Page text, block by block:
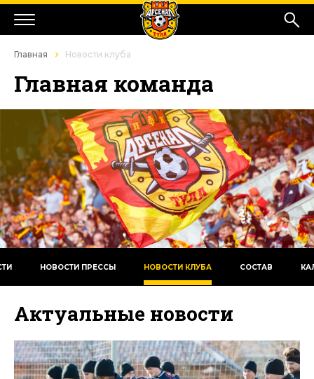
Главная Новости клуба
Главная команда
НОВОСТИ ПРЕССЫ НОВОСТИ КЛУБА СОСТАВ
Актуальные новости